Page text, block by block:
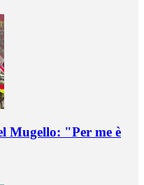
Mugello: "Per me è